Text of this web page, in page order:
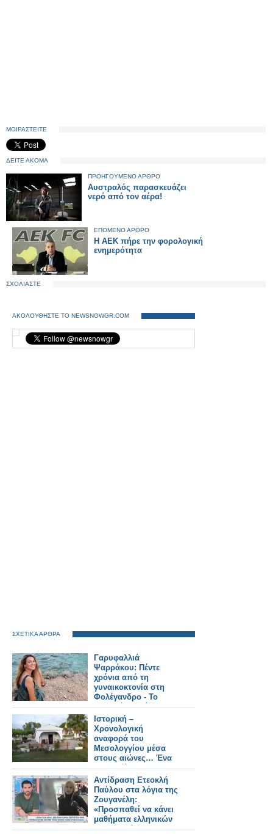
ΜΟΙΡΑΣΤΕΙΤΕ
ΔΕΙΤΕ ΑΚΟΜΑ
ΠΡΟΗΓΟΥΜΕΝΟ ΑΡΘΡΟ
Αυστραλός παρασκευάζει
νερό από τον αέρα!
ΕΠΟΜΕΝΟ ΑΡΘΡΟ
H ΑΕΚ πήρε την φορολογική
ενημερότητα
ΣΧΟΛΙΑΣΤΕ
ΑΚΟΛΟΥΘΗΣΤΕ ΤΟ NEWSNOWGR.COM
ΣΧΕΤΙΚΑ ΑΡΘΡΑ
Γαρυφαλλιά
Ψαρράκου: Πέντε
χρόνια από τη
γυναικοκτονία στη
Φολέγανδρο - Το
χρονικό, η ισόβια
καταδίκη και η
συζήτηση που
συνεχίζεται
Ιστορική –
Χρονολογική
αναφορά του
Μεσολογγίου μέσα
στους αιώνες… Ένα
ευλαβικό
προσκύνημα στους
αθάνατους νεκρούς…
200 χρόνια μετά, 10
Απριλίου 1826 – 10
Απριλίου 2026…
Αντίδραση Ετεοκλή
Παύλου στα λόγια της
Ζουγανέλη:
«Προσπαθεί να κάνει
μαθήματα ελληνικών
στον ρεπόρτερ μας»